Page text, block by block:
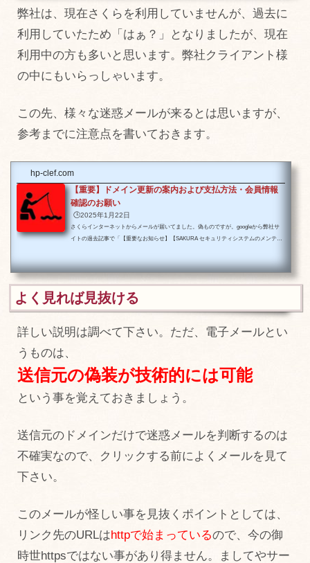
着いてこのアクセスをじっくり調べてみた...
弊社は、現在さくらを利用していませんが、過去に
利用していたため「はぁ？」となりましたが、現在
利用中の方も多いと思います。弊社クライアント様
の中にもいらっしゃいます。
この先、様々な迷惑メールが来るとは思いますが、
参考までに注意点を書いておきます。
hp-clef.com
【重要】ドメイン更新の案内および支払方法・会員情報
確認のお願い
🕒️2025年1月22日
さくらインターネットからメールが届いてました。偽ものですが。googleから弊社サ
イトの過去記事で「【重要なお知らせ】【SAKURA セキュリティシステムのメンテナ
バーなどのサービスを提供している企業です。業界では老舗で有名です。では、本題
です。「【重要】ドメイン更新の案内および支払方法・会員情報確認のお願い 」いう
メールですが、弊社はさくらインターネット...
よく見れば見抜ける
詳しい説明は調べて下さい。ただ、電子メールとい
うものは、
送信元の偽装が技術的には可能
という事を覚えておきましょう。
送信元のドメインだけで迷惑メールを判断するのは
不確実なので、クリックする前によくメールを見て
下さい。
このメールが怪しい事を見抜くポイントとしては、
リンク先のURLはhttpで始まっているので、今の御
時世httpsではない事があり得ません。ましてやサー